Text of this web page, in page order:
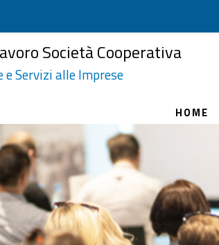
Società Cooperativa
e Servizi alle Imprese
HOME